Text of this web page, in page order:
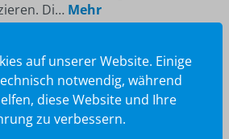
Di… Mehr
auf unserer Website. Einige
notwendig, während
diese Website und Ihre
zu verbessern.